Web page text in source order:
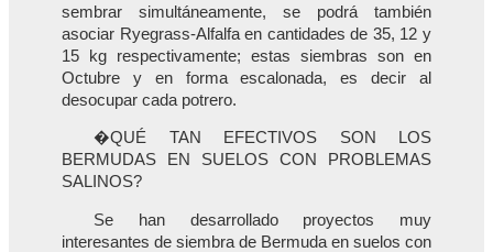
sembrar simultáneamente, se podrá también
asociar Ryegrass-Alfalfa en cantidades de 35, 12 y
15 kg respectivamente; estas siembras son en
Octubre y en forma escalonada, es decir al
desocupar cada potrero.
�QUÉ TAN EFECTIVOS SON LOS
BERMUDAS EN SUELOS CON PROBLEMAS
SALINOS?
Se han desarrollado proyectos muy
interesantes de siembra de Bermuda en suelos con